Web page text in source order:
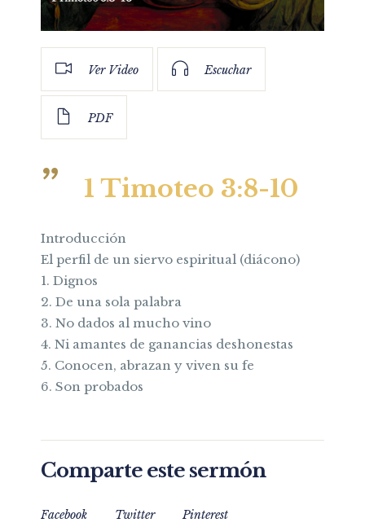
Ver Video Escuchar
PDF
1 Timoteo 3:8-10
Introducción
El perfil de un siervo espiritual (diácono)
1. Dignos
2. De una sola palabra
3. No dados al mucho vino
4. Ni amantes de ganancias deshonestas
5. Conocen, abrazan y viven su fe
6. Son probados
Comparte este sermón
Facebook Twitter Pinterest